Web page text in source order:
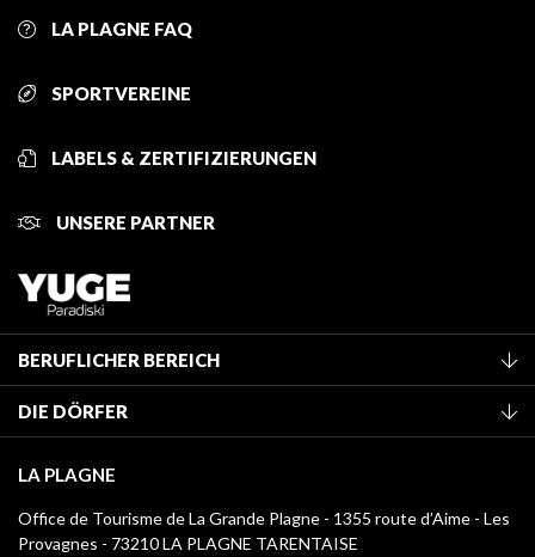
LA PLAGNE FAQ
SPORTVEREINE
LABELS & ZERTIFIZIERUNGEN
UNSERE PARTNER
BERUFLICHER BEREICH
Mitglied des Fremdenverkehrsamtes werden
Klassifizierung von Möbeln
Kurtaxe
Mediathek
Logos La Plagne
DIE DÖRFER
Montchavin - Les Coches
Champagny-en-Vanoise
LA PLAGNE
Office de Tourisme de La Grande Plagne - 1355 route d’Aime - Les
Provagnes - 73210 LA PLAGNE TARENTAISE